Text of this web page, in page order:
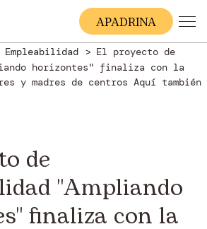
APADRINA
Empleabilidad
El proyecto de
horizontes" finaliza con la
y madres de centros Aquí también
de
"Ampliando
finaliza con la